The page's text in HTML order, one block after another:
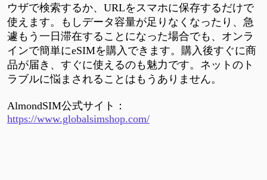
ウザで検索するか、URLをスマホに保存するだけで
使えます。もしデータ容量が足りなくなったり、急
遽もう一日滞在することになった場合でも、オンラ
インで簡単にeSIMを購入できます。購入後すぐに商
品が届き、すぐに使えるのも魅力です。ネットのト
ラブルに悩まされることはもうありません。
AlmondSIM公式サイト：
https://www.globalsimshop.com/